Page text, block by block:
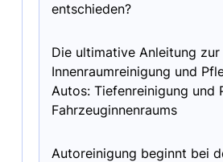
entschieden?
Die ultimative Anleitung zur
Innenraumreinigung und
Autos: Tiefenreinigung und
Fahrzeuginnenraums
Autoreinigung beginnt bei